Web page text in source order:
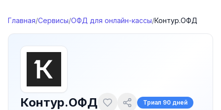
Главная/Сервисы/ОФД для онлайн-кассы/Контур.ОФД
Контур.ОФД Триал 90 дней